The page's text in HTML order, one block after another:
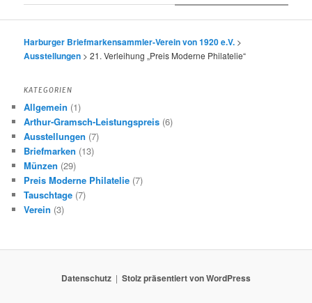
Harburger Briefmarkensammler-Verein von 1920 e.V. >
Ausstellungen >21. Verleihung „Preis Moderne Philatelie“
KATEGORIEN
Allgemein (1)
Arthur-Gramsch-Leistungspreis (6)
Ausstellungen (7)
Briefmarken (13)
Münzen (29)
Preis Moderne Philatelie (7)
Tauschtage (7)
Verein (3)
Datenschutz Stolz präsentiert von WordPress